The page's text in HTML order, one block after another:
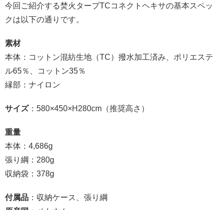
今回ご紹介する焚火タープTCコネクトヘキサの基本スペッ
クは以下の通りです。
素材
本体：コットン混紡生地（TC）撥水加工済み、ポリエステ
ル65％、コットン35％
縁部：ナイロン
サイズ：580×450×H280cm（推奨高さ）
重量
本体：4,686g
張り綱：280g
収納袋：378g
付属品 ：収納ケース、張り綱